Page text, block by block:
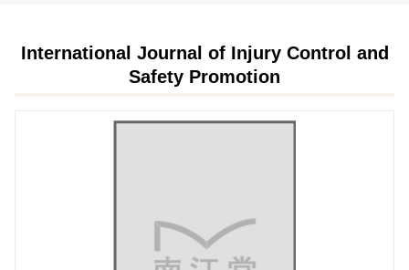
International Journal of Injury Control and
Safety Promotion